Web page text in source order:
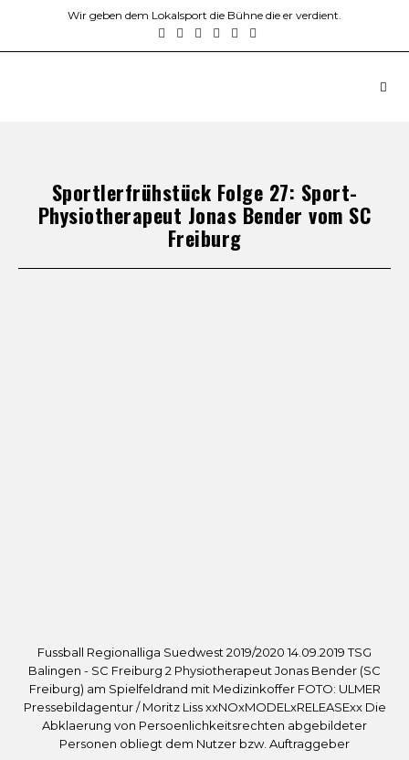
Wir geben dem Lokalsport die Bühne die er verdient.
Sportlerfrühstück Folge 27: Sport-
Physiotherapeut Jonas Bender vom SC
Freiburg
Fussball Regionalliga Suedwest 2019/2020 14.09.2019 TSG
Balingen - SC Freiburg 2 Physiotherapeut Jonas Bender (SC
Freiburg) am Spielfeldrand mit Medizinkoffer FOTO: ULMER
Pressebildagentur / Moritz Liss xxNOxMODELxRELEASExx Die
Abklaerung von Persoenlichkeitsrechten abgebildeter
Personen obliegt dem Nutzer bzw. Auftraggeber